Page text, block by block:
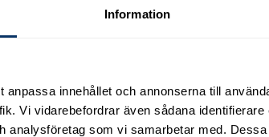
Information
innehållet och annonserna till
Vi vidarebefordrar även sådana
analysföretag som vi samarbetar med.
between humans and bots.